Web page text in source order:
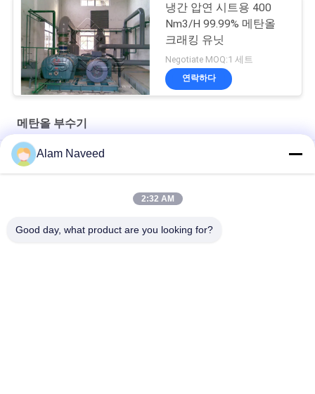
냉간 압연 시트용 400
Nm3/H 99.99% 메탄올
크래킹 유닛
Negotiate MOQ:1 세트
연락하다
메탄올 부수기
120kW 가량 출력 메탄올 연료전지 발전기
Alam Naveed
2:32 AM
Good day, what product are you looking for?